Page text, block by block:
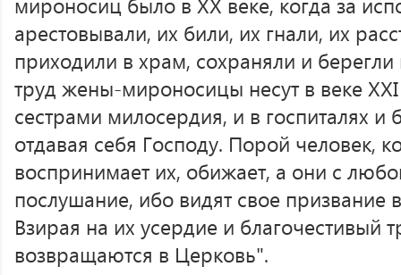
арестовывали, их били, их гнали, их
приходили в храм, сохраняли и
труд жены-мироносицы несут в веке
сестрами милосердия, и в госпиталях и
отдавая себя Господу. Порой человек,
воспринимает их, обижает, а они с
послушание, ибо видят свое
Взирая на их усердие и благочестивый
возвращаются в Церковь".